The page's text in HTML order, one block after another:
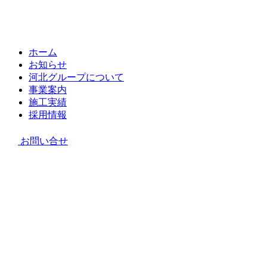
ホーム
お知らせ
河北グループについて
事業案内
施工実績
採用情報
お問い合せ